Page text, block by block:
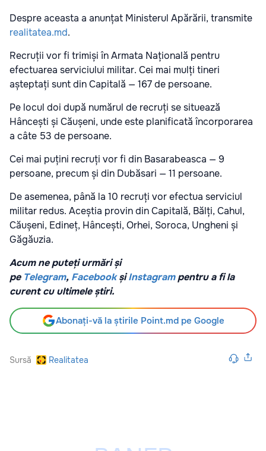
Despre aceasta a anunțat Ministerul Apărării, transmite
realitatea.md.
Recruții vor fi trimiși în Armata Națională pentru
efectuarea serviciului militar. Cei mai mulți tineri
așteptați sunt din Capitală — 167 de persoane.
Pe locul doi după numărul de recruți se situează
Hâncești și Căușeni, unde este planificată încorporarea
a câte 53 de persoane.
Cei mai puțini recruți vor fi din Basarabeasca — 9
persoane, precum și din Dubăsari — 11 persoane.
De asemenea, până la 10 recruți vor efectua serviciul
militar redus. Aceștia provin din Capitală, Bălți, Cahul,
Căușeni, Edineț, Hâncești, Orhei, Soroca, Ungheni și
Găgăuzia.
Acum ne puteți urmări și
pe Telegram, Facebook șiInstagrampentru a fi la
curent cu ultimele știri.
Abonați-vă la știrile Point.md pe Google
Sursă Realitatea